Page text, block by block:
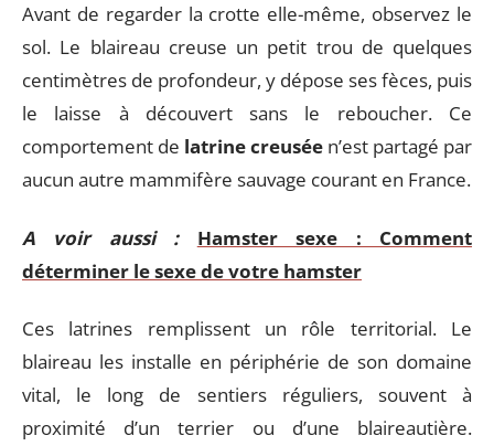
Avant de regarder la crotte elle-même, observez le
sol. Le blaireau creuse un petit trou de quelques
centimètres de profondeur, y dépose ses fèces, puis
le laisse à découvert sans le reboucher. Ce
comportement de latrine creusée n’est partagé par
aucun autre mammifère sauvage courant en France.
A voir aussi :
Hamster sexe : Comment
déterminer le sexe de votre hamster
Ces latrines remplissent un rôle territorial. Le
blaireau les installe en périphérie de son domaine
vital, le long de sentiers réguliers, souvent à
proximité d’un terrier ou d’une blaireautière.